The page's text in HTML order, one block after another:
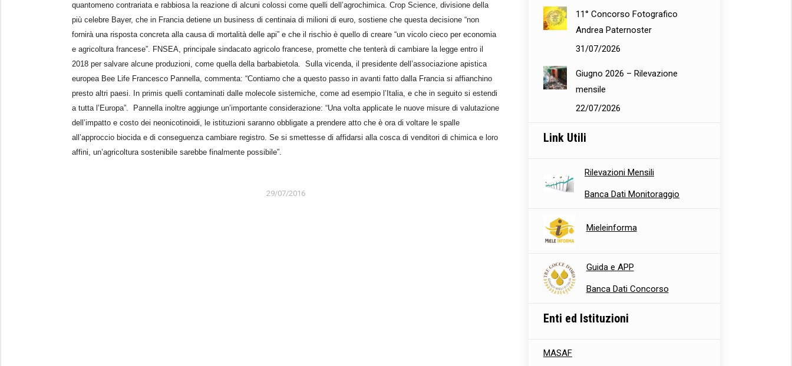
quantomeno contrariata e rabbiosa la reazione di alcuni colossi come quelli dell’agrochimica. Crop Science, divisione della
più celebre Bayer, che in Francia detiene un business di centinaia di milioni di euro, sostiene che questa decisione “non
fornirà una risposta concreta alla causa di mortalità delle api” e che il rischio è quello di creare “un vicolo cieco per economia
e agricoltura francese”. FNSEA, principale sindacato agricolo francese, promette che tenterà di cambiare la legge entro il
2018 per salvare alcune produzioni, come quella della barbabietola. Sulla vicenda, il presidente dell’associazione apistica
europea Bee Life Francesco Pannella, commenta: “Contiamo che a questo passo in avanti fatto dalla Francia si affianchino
presto altri paesi. In primis quelli contaminati dalle molecole sistemiche, come ad esempio l’Italia, e che in seguito si estendi
a tutta l’Europa”. Pannella inoltre aggiunge un’importante considerazione: “Una volta applicate le nuove misure di valutazione
dell’impatto e costo dei neonicotinoidi, le istituzioni saranno obbligate a prendere atto che è ora di voltare le spalle
all’approccio biocida e di conseguenza cambiare registro. Se si smettesse di affidarsi alla cosca di venditori di chimica e loro
affini, un’agricoltura sostenibile sarebbe finalmente possibile”.
29/07/2016
11° Concorso Fotografico
Andrea Paternoster
31/07/2026
Giugno 2026 – Rilevazione
mensile
22/07/2026
Link Utili
Rilevazioni Mensili
Banca Dati Monitoraggio
Mieleinforma
Guida e APP
Banca Dati Concorso
Enti ed Istituzioni
MASAF